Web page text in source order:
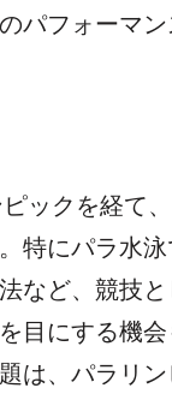
パフォーマ
ックを経て
特にパラ水
など、競技
目にする機
は、パラリ